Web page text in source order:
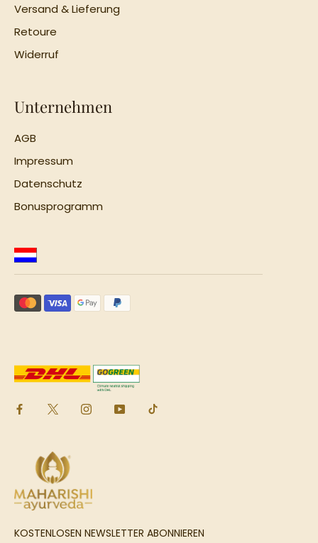
Versand & Lieferung
Retoure
Widerruf
Unternehmen
AGB
Impressum
Datenschutz
Bonusprogramm
KOSTENLOSEN NEWSLETTER ABONNIEREN